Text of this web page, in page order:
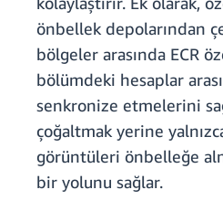
önbellek depolarından
bölgeler arasında ECR
bölümdeki hesaplar
senkronize etmelerini
çoğaltmak yerine
görüntüleri önbelleğe
bir yolunu sağlar.